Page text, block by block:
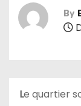
By
Le quartier